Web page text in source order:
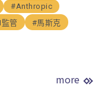
#Anthropic
管 #馬斯克
more